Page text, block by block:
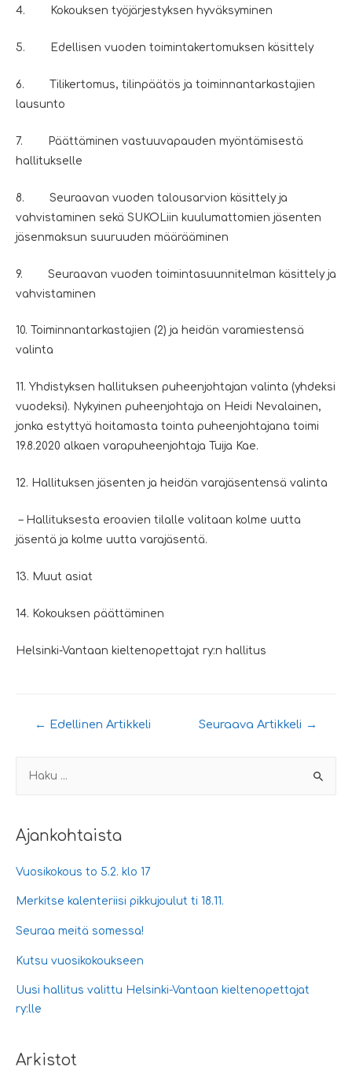
4. Kokouksen työjärjestyksen hyväksyminen
5. Edellisen vuoden toimintakertomuksen käsittely
6. Tilikertomus, tilinpäätös ja toiminnantarkastajien
lausunto
7. Päättäminen vastuuvapauden myöntämisestä
hallitukselle
8. Seuraavan vuoden talousarvion käsittely ja
vahvistaminen sekä SUKOLiin kuulumattomien jäsenten
jäsenmaksun suuruuden määrääminen
9. Seuraavan vuoden toimintasuunnitelman käsittely ja
vahvistaminen
10. Toiminnantarkastajien (2) ja heidän varamiestensä
valinta
11. Yhdistyksen hallituksen puheenjohtajan valinta (yhdeksi
vuodeksi). Nykyinen puheenjohtaja on Heidi Nevalainen,
jonka estyttyä hoitamasta tointa puheenjohtajana toimi
19.8.2020 alkaen varapuheenjohtaja Tuija Kae.
12. Hallituksen jäsenten ja heidän varajäsentensä valinta
– Hallituksesta eroavien tilalle valitaan kolme uutta
jäsentä ja kolme uutta varajäsentä.
13. Muut asiat
14. Kokouksen päättäminen
Helsinki-Vantaan kieltenopettajat ry:n hallitus
Artikkelien
← Edellinen Artikkeli Seuraava Artikkeli →
u
Ajankohtaista
Vuosikokous to 5.2. klo 17
Merkitse kalenteriisi pikkujoulut ti 18.11.
Seuraa meitä somessa!
Kutsu vuosikokoukseen
Uusi hallitus valittu Helsinki-Vantaan kieltenopettajat
ry:lle
Arkistot